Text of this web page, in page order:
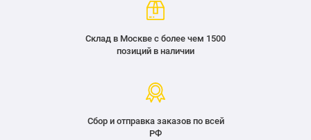
Склад в Москве с более чем 1500
позиций в наличии
Сбор и отправка заказов по всей
РФ